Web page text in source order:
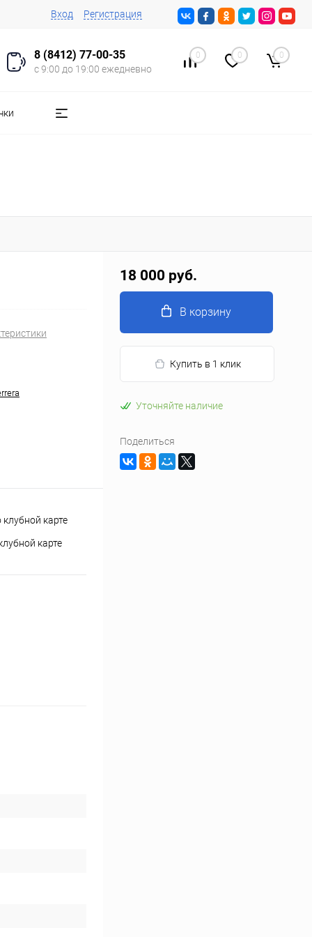
Вход Регистрация
8 (8412) 77-00-35
с 9:00 до 19:00 ежедневно
0 0 0
карте
18 000 руб.
В корзину
Купить в 1 клик
Уточняйте наличие
Поделиться